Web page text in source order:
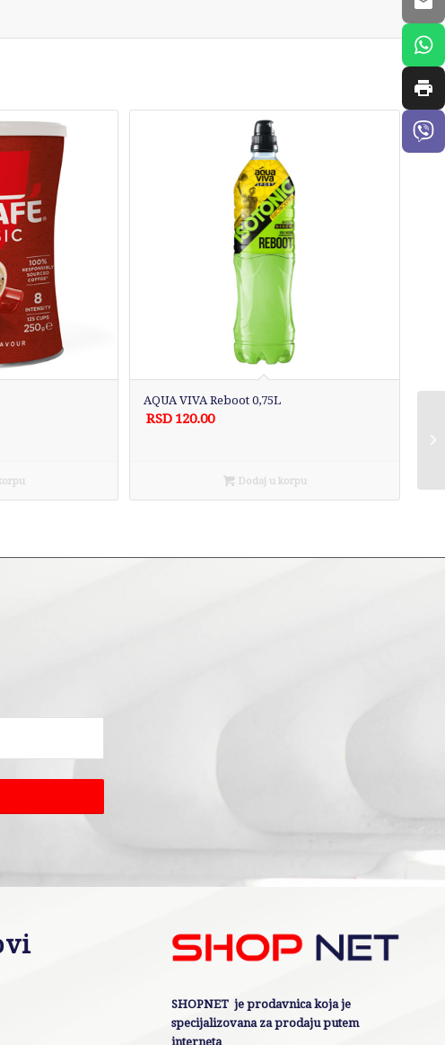
AQUA VIVA Reboot 0,75L
RSD 120.00
Dodaj u korpu
SHOPNET je prodavnica koja je
specijalizovana za prodaju putem
interneta